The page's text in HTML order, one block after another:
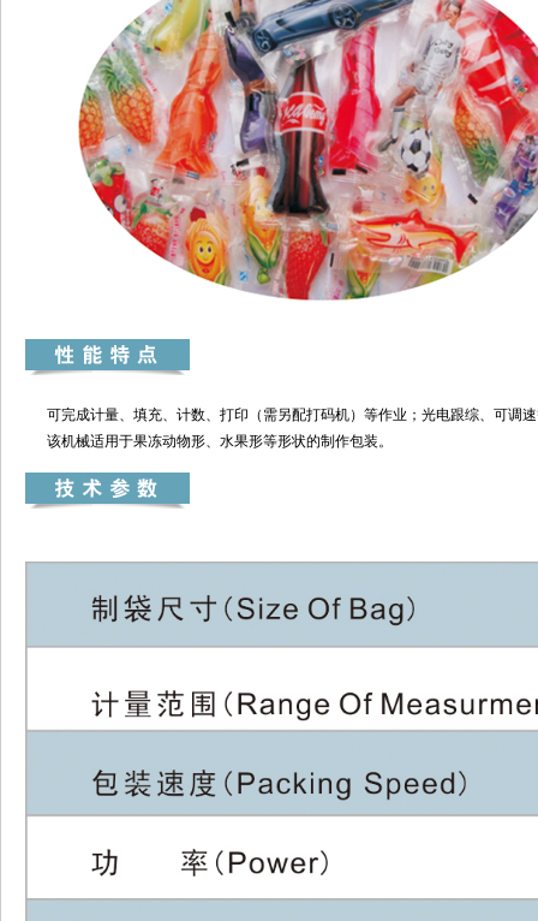
可完成计量、填充、计数、打印（需另配打码机）等作业；光电跟综、可调
该机械适用于果冻动物形、水果形等形状的制作包装。